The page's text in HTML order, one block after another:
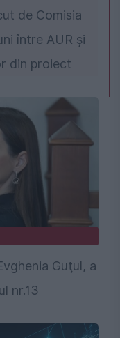
de Comisia
între AUR și
din proiect
Guţul, a
nr.13